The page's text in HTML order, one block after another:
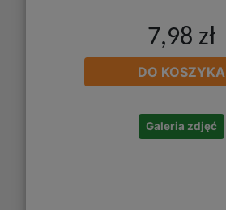
7,98 zł
DO KOSZYKA
Galeria zdjęć